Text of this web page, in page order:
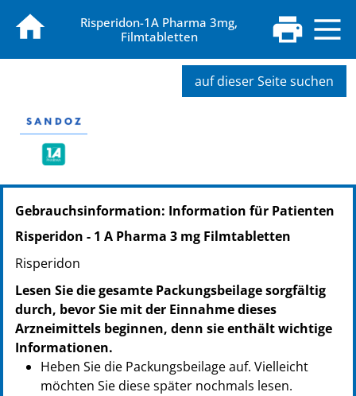
Risperidon-1A Pharma 3mg,
Filmtabletten
auf dieser Seite suchen
PZN: 05957056
PPN: 110595705616
NTIN: 04150059570569
PPN: 110595706279
NTIN: 04150059570620
Gebrauchsinformation: Information für Patienten
Risperidon - 1 A Pharma 3 mg Filmtabletten
Risperidon
Lesen Sie die gesamte Packungsbeilage sorgfältig
durch, bevor Sie mit der Einnahme dieses
Arzneimittels beginnen, denn sie enthält wichtige
Informationen.
Heben Sie die Packungsbeilage auf. Vielleicht
möchten Sie diese später nochmals lesen.